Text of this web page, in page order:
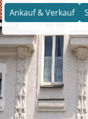
Ankauf & Verkauf